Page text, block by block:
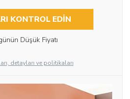
KONTROL EDIN
Düşük Fiyatı
detayları ve politikaları